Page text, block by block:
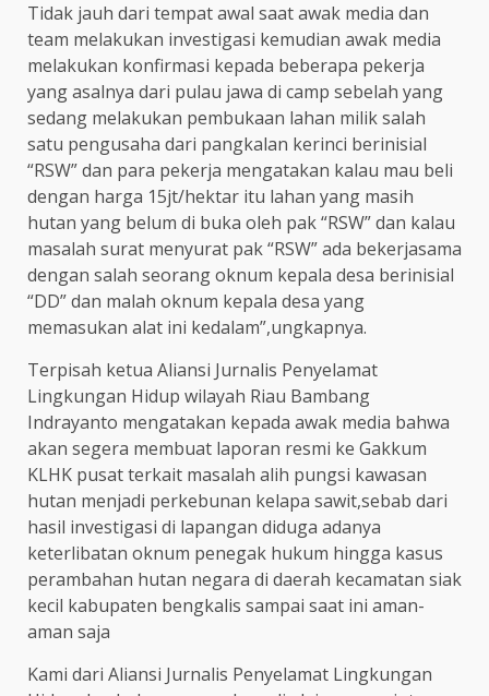
Tidak jauh dari tempat awal saat awak media dan
team melakukan investigasi kemudian awak media
melakukan konfirmasi kepada beberapa pekerja
yang asalnya dari pulau jawa di camp sebelah yang
sedang melakukan pembukaan lahan milik salah
satu pengusaha dari pangkalan kerinci berinisial
“RSW” dan para pekerja mengatakan kalau mau beli
dengan harga 15jt/hektar itu lahan yang masih
hutan yang belum di buka oleh pak “RSW” dan kalau
masalah surat menyurat pak “RSW” ada bekerjasama
dengan salah seorang oknum kepala desa berinisial
“DD” dan malah oknum kepala desa yang
memasukan alat ini kedalam”,ungkapnya.
Terpisah ketua Aliansi Jurnalis Penyelamat
Lingkungan Hidup wilayah Riau Bambang
Indrayanto mengatakan kepada awak media bahwa
akan segera membuat laporan resmi ke Gakkum
KLHK pusat terkait masalah alih pungsi kawasan
hutan menjadi perkebunan kelapa sawit,sebab dari
hasil investigasi di lapangan diduga adanya
keterlibatan oknum penegak hukum hingga kasus
perambahan hutan negara di daerah kecamatan siak
kecil kabupaten bengkalis sampai saat ini aman-
aman saja
Kami dari Aliansi Jurnalis Penyelamat Lingkungan